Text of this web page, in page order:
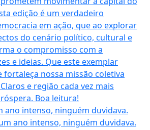
ano intenso, ninguém duvidava.